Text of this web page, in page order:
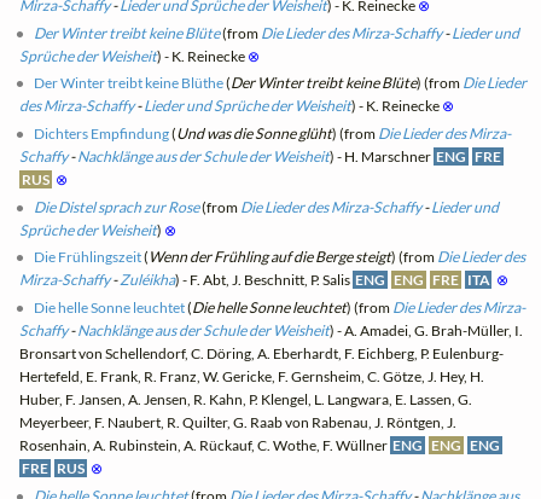
Mirza-Schaffy-Lieder und Sprüche der Weisheit) - K. Reinecke ⊗
Der Winter treibt keine Blüte(from Die Lieder des Mirza-Schaffy-Lieder und
Sprüche der Weisheit) - K. Reinecke ⊗
Der Winter treibt keine Blüthe(Der Winter treibt keine Blüte) (from Die Lieder
des Mirza-Schaffy-Lieder und Sprüche der Weisheit) - K. Reinecke ⊗
Dichters Empfindung(Und was die Sonne glüht) (from Die Lieder des Mirza-
Schaffy-Nachklänge aus der Schule der Weisheit) - H. Marschner ENG FRE
RUS ⊗
Die Distel sprach zur Rose(from Die Lieder des Mirza-Schaffy-Lieder und
Sprüche der Weisheit) ⊗
Die Frühlingszeit( Wenn der Frühling auf die Berge steigt) (from Die Lieder des
Mirza-Schaffy-Zuléikha) - F. Abt, J. Beschnitt, P. Salis ENG ENG FRE ITA ⊗
Die helle Sonne leuchtet(Die helle Sonne leuchtet) (from Die Lieder des Mirza-
Schaffy-Nachklänge aus der Schule der Weisheit) - A. Amadei, G. Brah-Müller, I.
Bronsart von Schellendorf, C. Döring, A. Eberhardt, F. Eichberg, P. Eulenburg-
Hertefeld, E. Frank, R. Franz, W. Gericke, F. Gernsheim, C. Götze, J. Hey, H.
Huber, F. Jansen, A. Jensen, R. Kahn, P. Klengel, L. Langwara, E. Lassen, G.
Meyerbeer, F. Naubert, R. Quilter, G. Raab von Rabenau, J. Röntgen, J.
Rosenhain, A. Rubinstein, A. Rückauf, C. Wothe, F. Wüllner ENG ENG ENG
FRE RUS ⊗